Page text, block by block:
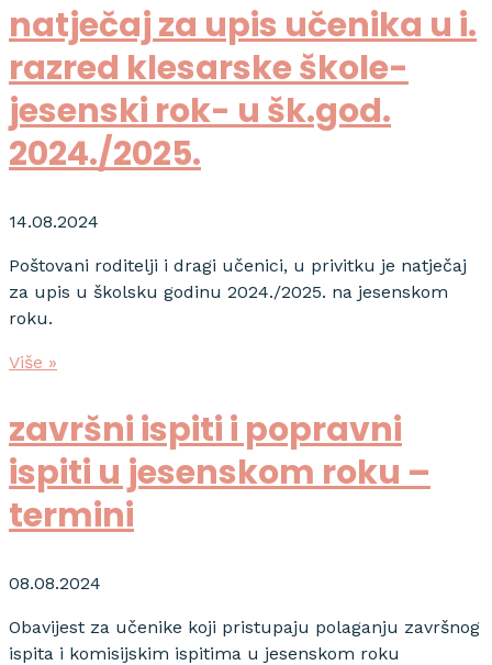
natječaj za upis učenika u i.
razred klesarske škole-
jesenski rok- u šk.god.
2024./2025.
14.08.2024
Poštovani roditelji i dragi učenici, u privitku je natječaj
za upis u školsku godinu 2024./2025. na jesenskom
roku.
Više »
završni ispiti i popravni
ispiti u jesenskom roku –
termini
08.08.2024
Obavijest za učenike koji pristupaju polaganju završnog
ispita i komisijskim ispitima u jesenskom roku